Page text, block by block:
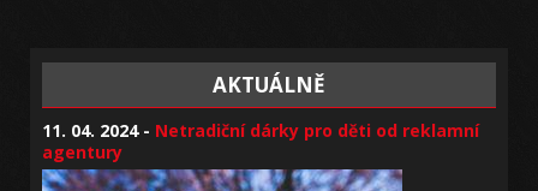
AKTUÁLNĚ
11. 04. 2024 - Netradiční dárky pro děti od reklamní
agentury